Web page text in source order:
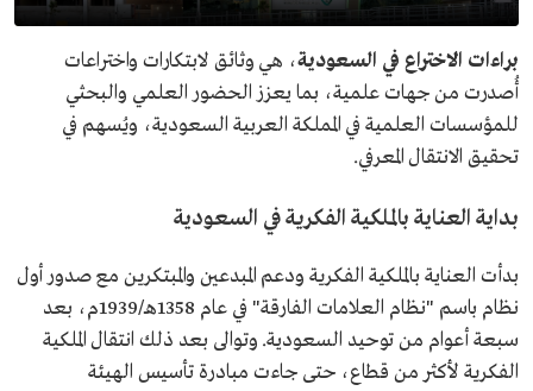
براءات الاختراع في السعودية، هي وثائق لابتكارات واختراعات
أُصدرت من جهات علمية، بما يعزز الحضور العلمي والبحثي
للمؤسسات العلمية في المملكة العربية السعودية، ويُسهم في
تحقيق الانتقال المعرفي.
بداية العناية بالملكية الفكرية في السعودية
بدأت العناية بالملكية الفكرية ودعم المبدعين والمبتكرين مع صدور أول
نظام باسم "نظام العلامات الفارقة" في عام 1358هـ/1939م، بعد
سبعة أعوام من توحيد السعودية. وتوالى بعد ذلك انتقال الملكية
الفكرية لأكثر من قطاع، حتى جاءت مبادرة تأسيس الهيئة